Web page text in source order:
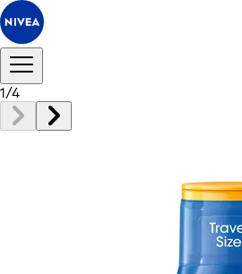
1/4